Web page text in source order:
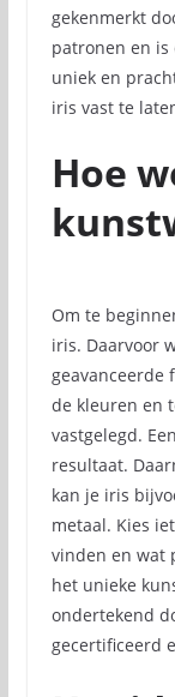
gekenmerkt
patronen en is
uniek en
iris vast te
Hoe
Om te
iris. Daarvoor
geavanceerde
de kleuren en
vastgelegd.
resultaat.
kan je iris
metaal. Kies
vinden en wat
het unieke
ondertekend
gecertificeerd